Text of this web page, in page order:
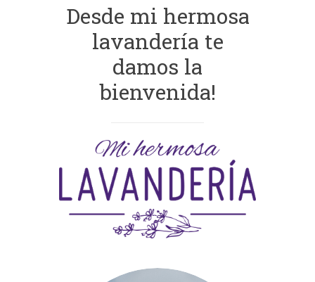
Desde mi hermosa
lavandería te
damos la
bienvenida!